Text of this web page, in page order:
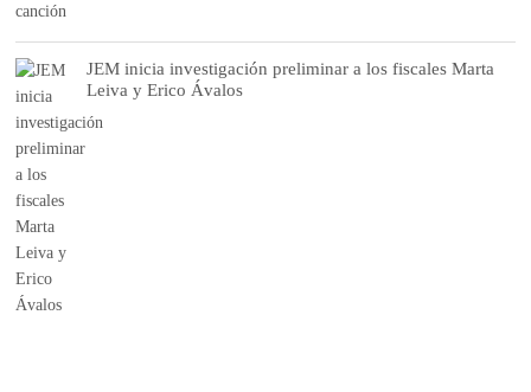
JEM inicia investigación preliminar a los fiscales Marta
Leiva y Erico Ávalos